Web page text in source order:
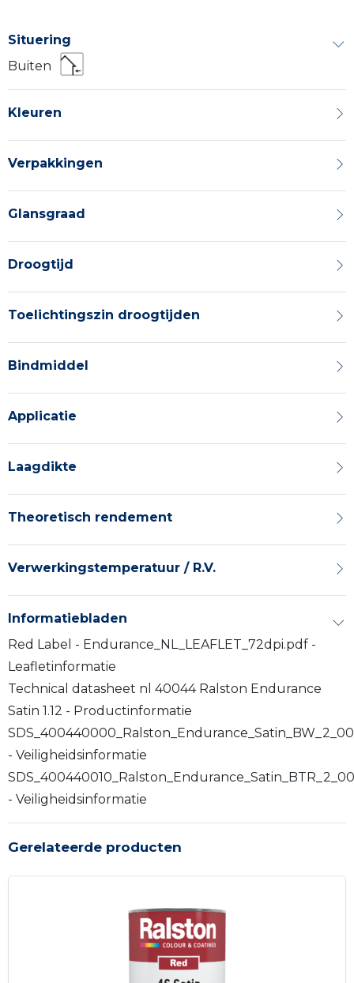
Situering
Buiten
Kleuren
Verpakkingen
Glansgraad
Droogtijd
Toelichtingszin droogtijden
Bindmiddel
Applicatie
Laagdikte
Theoretisch rendement
Verwerkingstemperatuur / R.V.
Informatiebladen
Red Label - Endurance_NL_LEAFLET_72dpi.pdf -
Leafletinformatie
Technical datasheet nl 40044 Ralston Endurance
Satin 1.12 - Productinformatie
- Veiligheidsinformatie
- Veiligheidsinformatie
Gerelateerde producten